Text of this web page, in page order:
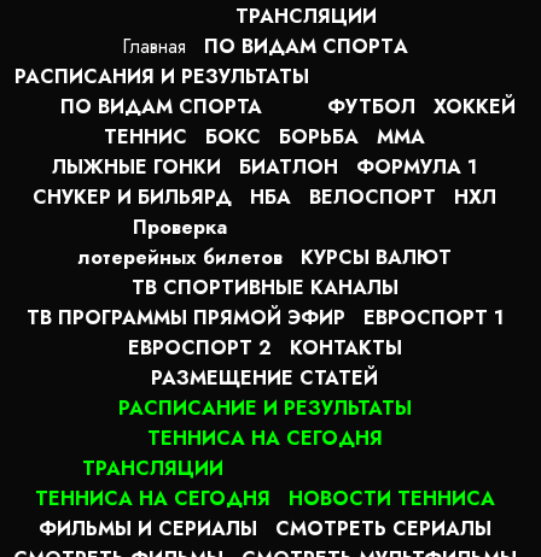
Главная
ТРАНСЛЯЦИИ
ПО ВИДАМ СПОРТA
РАСПИСАНИЯ И РЕЗУЛЬТАТЫ
ПО ВИДАМ СПОРТА
ФУТБОЛ
ХОККЕЙ
ТЕННИС
БОКС БОРЬБА
MMA
ЛЫЖНЫЕ ГОНКИ
БИАТЛОН
ФОРМУЛА 1
СНУКЕР И БИЛЬЯРД
НБА ВЕЛОСПОРТ
НХЛ
Проверка
лотерейных билетов
КУРСЫ ВАЛЮТ
ТВ СПОРТИВНЫЕ КАНАЛЫ
ТВ ПРОГРАММЫ ПРЯМОЙ ЭФИР
ЕВРОСПОРТ 1
ЕВРОСПОРТ 2
КОНТАКТЫ
РАЗМЕЩЕНИЕ СТАТЕЙ
РАСПИСАНИЕ И РЕЗУЛЬТАТЫ
ТЕННИСА НА СЕГОДНЯ
ТРАНСЛЯЦИИ
ТЕННИСА НА СЕГОДНЯ
НОВОСТИ ТЕННИСА
ФИЛЬМЫ И СЕРИАЛЫ
СМОТРЕТЬ СЕРИАЛЫ